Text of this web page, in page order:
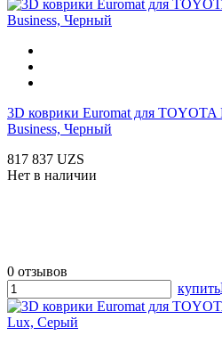
3D коврики Euromat для
Business, Черный
817 837 UZS
Нет в наличии
0 отзывов
купить